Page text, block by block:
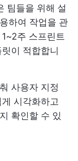
팀들을 위해 설
하여 작업을 관
주 스프린트
이 적합합니
사용자 지정
시각화하고
확인할 수 있